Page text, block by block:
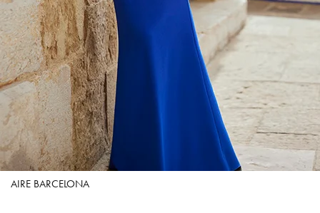
AIRE BARCELONA